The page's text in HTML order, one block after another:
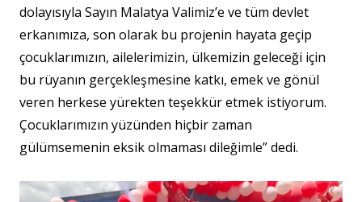
dolayısıyla Sayın Malatya Valimiz’e ve tüm devlet
erkanımıza, son olarak bu projenin hayata geçip
çocuklarımızın, ailelerimizin, ülkemizin geleceği için
bu rüyanın gerçekleşmesine katkı, emek ve gönül
veren herkese yürekten teşekkür etmek istiyorum.
Çocuklarımızın yüzünden hiçbir zaman
gülümsemenin eksik olmaması dileğimle” dedi.